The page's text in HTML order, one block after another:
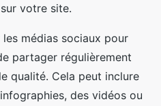
votre site.
les médias sociaux pour
partager régulièrement
qualité. Cela peut inclure
des vidéos ou